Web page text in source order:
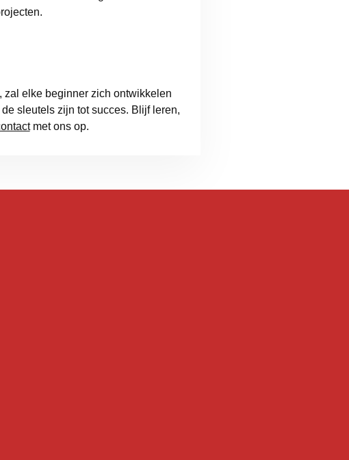
zal elke beginner zich ontwikkelen
sleutels zijn tot succes. Blijf leren,
met ons op.